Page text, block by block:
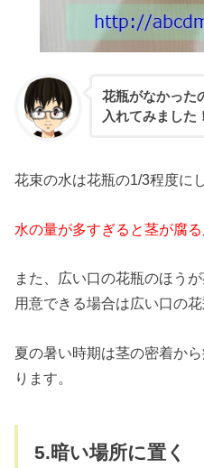
花瓶がなかった
入れてみました！
花束の水は花瓶の1/3程度に
水の量が多すぎると茎が腐
また、広い口の花瓶のほう
用意できる場合は広い口の花
夏の暑い時期は茎の密着か
ります。
5.暗い場所に置く